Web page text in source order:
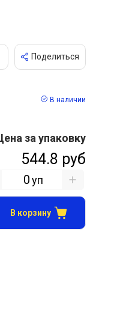
Поделиться
В наличии
за упаковку
544.8 руб
уп
В корзину